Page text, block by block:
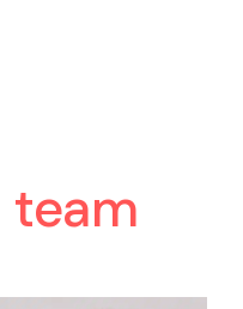
team